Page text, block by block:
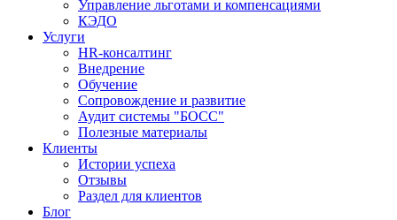
Управление льготами и компенсациями
КЭДО
Услуги
HR-консалтинг
Внедрение
Обучение
Сопровождение и развитие
Аудит системы "БОСС"
Полезные материалы
Клиенты
Истории успеха
Отзывы
Раздел для клиентов
Блог